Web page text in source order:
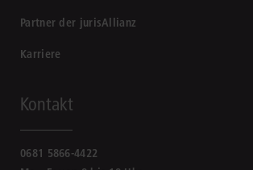
Partner der jurisAllianz
Karriere
Kontakt
0681 5866-4422